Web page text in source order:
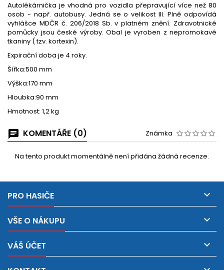
Autolékárnička je vhodná pro vozidla přepravující více než 80
osob - např. autobusy. Jedná se o velikost III. Plně odpovídá
vyhlášce MDČR č. 206/2018 Sb. v platném znění. Zdravotnické
pomůcky jsou české výroby. Obal je vyroben z nepromokavé
tkaniny ( tzv. kortexin).
Expirační doba je 4 roky.
Šířka:500 mm
Výška:170 mm
Hloubka:90 mm
Hmotnost: 1,2 kg
KOMENTÁŘE (0) Známka
Na tento produkt momentálně není přidána žádná recenze.
PRO HASIČE 
VŠE O NÁKUPU 
VÁŠ ÚČET 